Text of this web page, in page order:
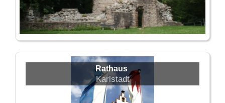
Rathaus
Karlstadt